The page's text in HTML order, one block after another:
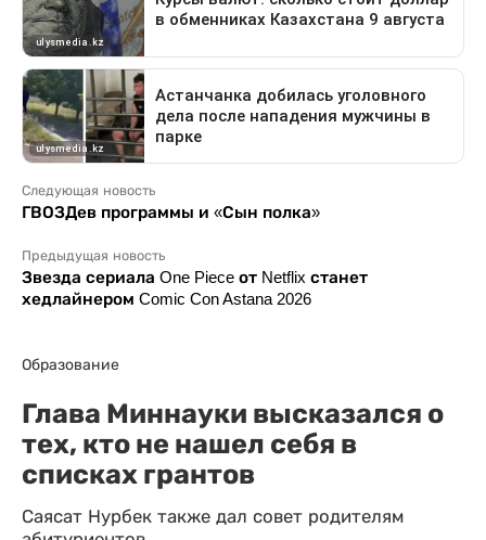
Следующая новость
ГВОЗДев программы и «Сын полка»
Предыдущая новость
Звезда сериала One Piece от Netflix станет
хедлайнером Comic Con Astana 2026
Образование
Глава Миннауки высказался о
тех, кто не нашел себя в
списках грантов
Саясат Нурбек также дал совет родителям